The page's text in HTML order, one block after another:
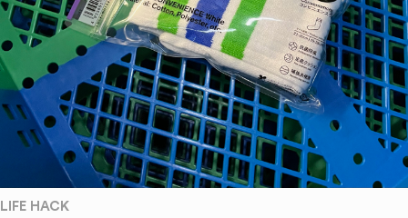
LIFE HACK